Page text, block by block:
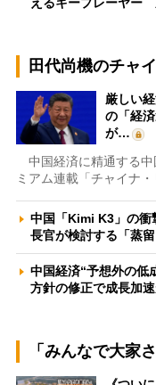
田代尚機のチャ
厳しい
の「経
が…
中国経済に精通する中
ミアム連載「チャイナ
中国「Kimi K3」の
長官が検討する「蒸
中国経済“予想外の
方針の修正で成長加
「みんなで大家